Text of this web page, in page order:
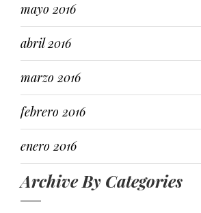
mayo 2016
abril 2016
marzo 2016
febrero 2016
enero 2016
Archive By Categories